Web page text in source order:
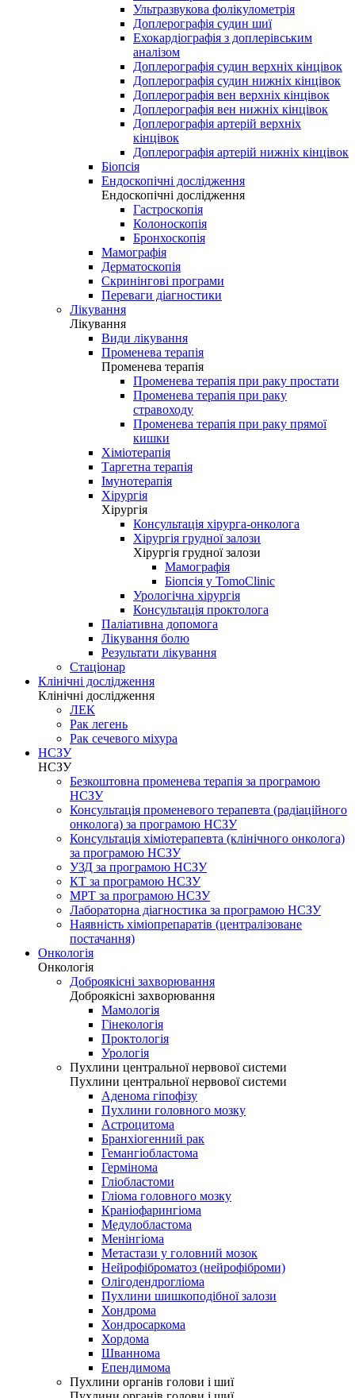
Ультразвукова фолікулометрія
Доплерографія судин шиї
Ехокардіографія з доплерівським
аналізом
Доплерографія судин верхніх кінцівок
Доплерографія судин нижніх кінцівок
Доплерографія вен верхніх кінцівок
Доплерографія вен нижніх кінцівок
Доплерографія артерій верхніх
кінцівок
Доплерографія артерій нижніх кінцівок
Біопсія
Ендоскопічні дослідження
Ендоскопічні дослідження
Гастроскопія
Колоноскопія
Бронхоскопія
Мамографія
Дерматоскопія
Скринінгові програми
Переваги діагностики
Лікування
Лікування
Види лікування
Променева терапія
Променева терапія
Променева терапія при раку простати
Променева терапія при раку
стравоходу
Променева терапія при раку прямої
кишки
Хіміотерапія
Таргетна терапія
Імунотерапія
Хірургія
Хірургія
Консультація хірурга-онколога
Хірургія грудної залози
Хірургія грудної залози
Мамографія
Біопсія у TomoClinic
Урологічна хірургія
Консультація проктолога
Паліативна допомога
Лікування болю
Результати лікування
Стаціонар
Клінічні дослідження
Клінічні дослідження
ЛЕК
Рак легень
Рак сечевого міхура
НСЗУ
НСЗУ
Безкоштовна променева терапія за програмою
НСЗУ
Консультація променевого терапевта (радіаційного
онколога) за програмою НСЗУ
Консультація хіміотерапевта (клінічного онколога)
за програмою НСЗУ
УЗД за програмою НСЗУ
КТ за програмою НСЗУ
МРТ за програмою НСЗУ
Лабораторна діагностика за програмою НСЗУ
Наявність хіміопрепаратів (централізоване
постачання)
Онкологія
Онкологія
Доброякісні захворювання
Доброякісні захворювання
Мамологія
Гінекологія
Проктологія
Урологія
Пухлини центральної нервової системи
Пухлини центральної нервової системи
Аденома гіпофізу
Пухлини головного мозку
Астроцитома
Бранхіогенний рак
Гемангіобластома
Гермінома
Гліобластоми
Гліома головного мозку
Краніофарингіома
Медулобластома
Менінгіома
Метастази у головний мозок
Нейрофіброматоз (нейрофіброми)
Олігодендрогліома
Пухлини шишкоподібної залози
Хондрома
Хондросаркома
Хордома
Шваннома
Епендимома
Пухлини органів голови і шиї